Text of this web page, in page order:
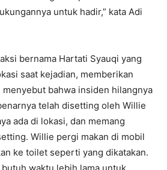
untuk hadir,” kata Adi
bernama Hartati Syauqi yang
saat kejadian, memberikan
menyebut bahwa insiden hilangnya
telah disetting oleh Willie
ada di lokasi, dan memang
Willie pergi makan di mobil
ke toilet seperti yang dikatakan.